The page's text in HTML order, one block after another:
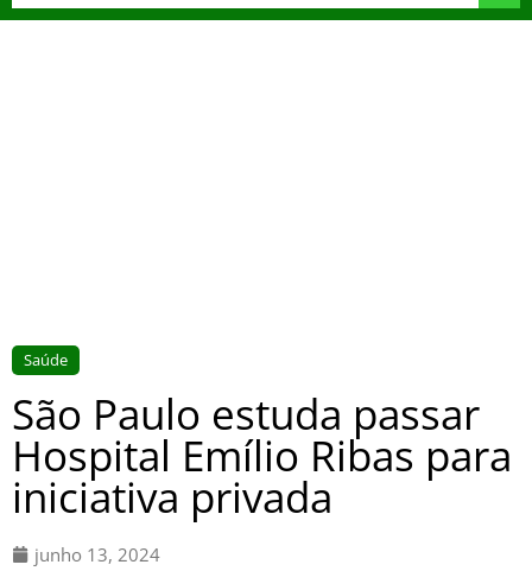
Saúde
São Paulo estuda passar
Hospital Emílio Ribas para
iniciativa privada
junho 13, 2024